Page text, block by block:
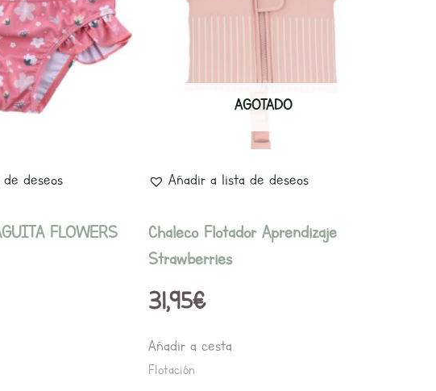
deseos
FLOWERS
AGOTADO
Añadir a lista de deseos
Chaleco Flotador Aprendizaje
Strawberries
31,95€
Añadir a cesta
múltiples
variantes.
pueden
elegir
la
Flotación